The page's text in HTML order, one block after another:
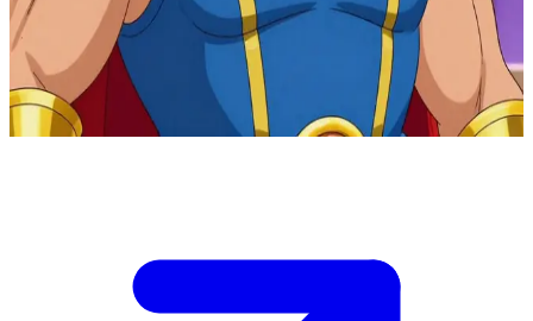
Ancaman dari Skeletor kian membayangi, dan ia sedang menilai
kesetiaan Anda sebelum meminta bantuan Anda untuk membela
kerajaan. \n Saran atau keahlian apa yang Anda tawarkan bagi
negeri ini?
Show more